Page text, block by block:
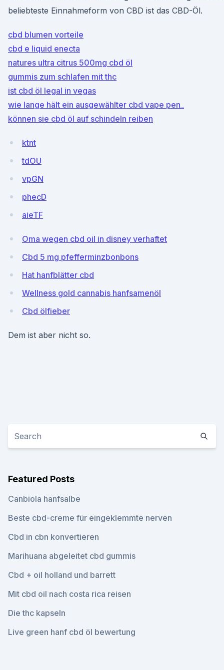
beliebteste Einnahmeform von CBD ist das CBD-Öl.
cbd blumen vorteile
cbd e liquid enecta
natures ultra citrus 500mg cbd öl
gummis zum schlafen mit thc
ist cbd öl legal in vegas
wie lange hält ein ausgewählter cbd vape pen_
können sie cbd öl auf schindeln reiben
ktnt
tdOU
vpGN
phecD
aieTF
Oma wegen cbd oil in disney verhaftet
Cbd 5 mg pfefferminzbonbons
Hat hanfblätter cbd
Wellness gold cannabis hanfsamenöl
Cbd ölfieber
Dem ist aber nicht so.
Featured Posts
Canbiola hanfsalbe
Beste cbd-creme für eingeklemmte nerven
Cbd in cbn konvertieren
Marihuana abgeleitet cbd gummis
Cbd + oil holland und barrett
Mit cbd oil nach costa rica reisen
Die thc kapseln
Live green hanf cbd öl bewertung